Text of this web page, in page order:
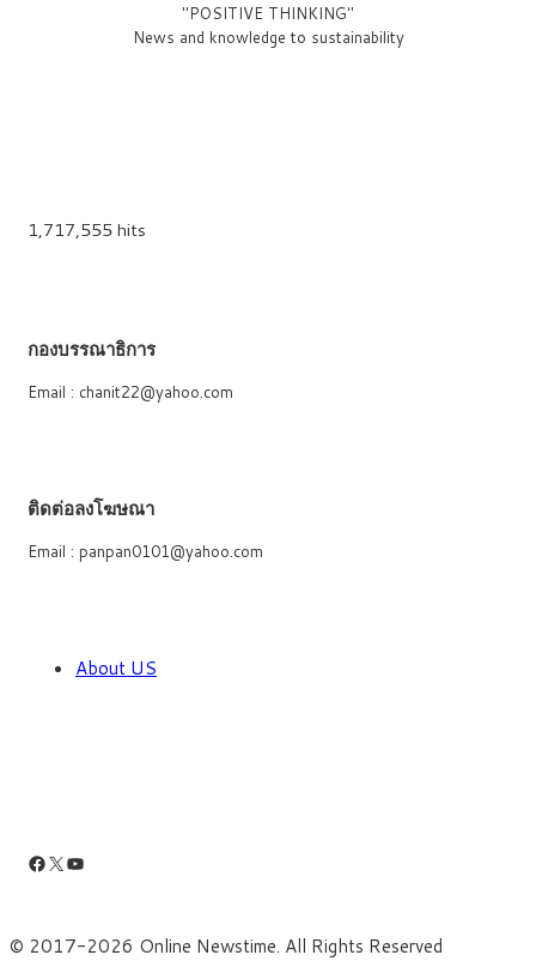
"POSITIVE THINKING"
News and knowledge to sustainability
1,717,555 hits
กองบรรณาธิการ
Email : chanit22@yahoo.com
ติดต่อลงโฆษณา
Email : panpan0101@yahoo.com
About US
Facebook
X YouTube
© 2017-2026 Online Newstime. All Rights Reserved